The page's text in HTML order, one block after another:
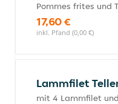
Pommes frites und
17,60 €
inkl. Pfand (0,00 €)
Lammfilet
mit 4 Lammfilet